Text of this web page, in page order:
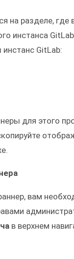
на разделе, где
инстанса
GitLab:
для этого
вам
в верхнем